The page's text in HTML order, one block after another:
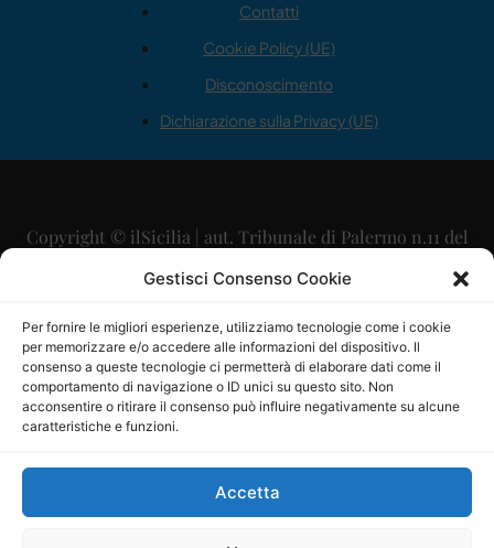
Gestisci Consenso Cookie
Per fornire le migliori esperienze, utilizziamo tecnologie come i cookie
per memorizzare e/o accedere alle informazioni del dispositivo. Il
consenso a queste tecnologie ci permetterà di elaborare dati come il
comportamento di navigazione o ID unici su questo sito. Non
acconsentire o ritirare il consenso può influire negativamente su alcune
caratteristiche e funzioni.
Accetta
Contatti
Cookie Policy (UE)
Disconoscimento
Dichiarazione sulla Privacy (UE)
Copyright © ilSicilia | aut. Tribunale di Palermo n.11 del
29/09/2015
Direttore Editoriale: Maurizio Scaglione
Direttore Responsabile: Maria Calabrese
P.IVA: 06334930820
Mercurio Comunicazione Società Cooperativa a r.l. è